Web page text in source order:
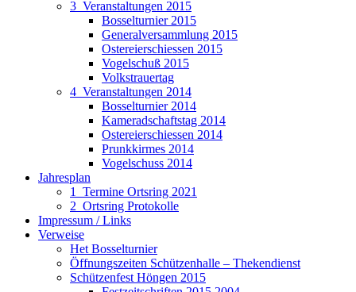
3_Veranstaltungen 2015
Bosselturnier 2015
Generalversammlung 2015
Ostereierschiessen 2015
Vogelschuß 2015
Volkstrauertag
4_Veranstaltungen 2014
Bosselturnier 2014
Kameradschaftstag 2014
Ostereierschiessen 2014
Prunkkirmes 2014
Vogelschuss 2014
Jahresplan
1_Termine Ortsring 2021
2_Ortsring Protokolle
Impressum / Links
Verweise
Het Bosselturnier
Öffnungszeiten Schützenhalle – Thekendienst
Schützenfest Höngen 2015